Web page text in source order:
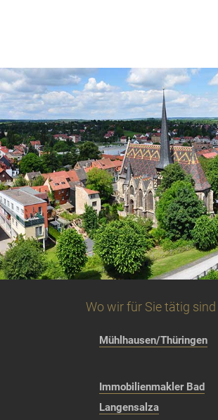
Wo wir für Sie tätig sind
Mühlhausen/Thüringen
Immobilienmakler Bad
Langensalza